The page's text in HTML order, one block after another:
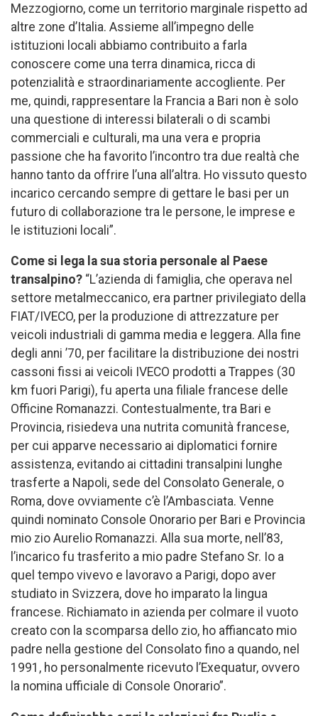
Mezzogiorno, come un territorio marginale rispetto ad
altre zone d’Italia. Assieme all’impegno delle
istituzioni locali abbiamo contribuito a farla
conoscere come una terra dinamica, ricca di
potenzialità e straordinariamente accogliente. Per
me, quindi, rappresentare la Francia a Bari non è solo
una questione di interessi bilaterali o di scambi
commerciali e culturali, ma una vera e propria
passione che ha favorito l’incontro tra due realtà che
hanno tanto da offrire l’una all’altra. Ho vissuto questo
incarico cercando sempre di gettare le basi per un
futuro di collaborazione tra le persone, le imprese e
le istituzioni locali”.
Come si lega la sua storia personale al Paese
transalpino? “L’azienda di famiglia, che operava nel
settore metalmeccanico, era partner privilegiato della
FIAT/IVECO, per la produzione di attrezzature per
veicoli industriali di gamma media e leggera. Alla fine
degli anni ’70, per facilitare la distribuzione dei nostri
cassoni fissi ai veicoli IVECO prodotti a Trappes (30
km fuori Parigi), fu aperta una filiale francese delle
Officine Romanazzi. Contestualmente, tra Bari e
Provincia, risiedeva una nutrita comunità francese,
per cui apparve necessario ai diplomatici fornire
assistenza, evitando ai cittadini transalpini lunghe
trasferte a Napoli, sede del Consolato Generale, o
Roma, dove ovviamente c’è l’Ambasciata. Venne
quindi nominato Console Onorario per Bari e Provincia
mio zio Aurelio Romanazzi. Alla sua morte, nell’83,
l’incarico fu trasferito a mio padre Stefano Sr. Io a
quel tempo vivevo e lavoravo a Parigi, dopo aver
studiato in Svizzera, dove ho imparato la lingua
francese. Richiamato in azienda per colmare il vuoto
creato con la scomparsa dello zio, ho affiancato mio
padre nella gestione del Consolato fino a quando, nel
1991, ho personalmente ricevuto l’Exequatur, ovvero
la nomina ufficiale di Console Onorario”.